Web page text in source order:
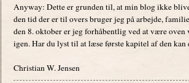
Anyway: Dette er grunden til, at min blog ikke
den tid der er til overs bruger jeg på arbejde,
den 8. oktober er jeg forhåbentlig ved at være
igen. Har du lyst til at læse første kapitel af den kan
Christian W. Jensen